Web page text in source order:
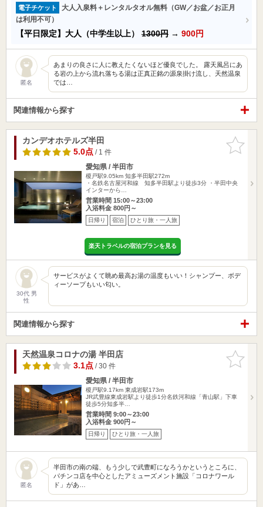
電子チケット
大人入泉料＋レンタルタオル無料（GW／お盆／お正月
は利用不可）
【平日限定】大人（中学生以上） 1300円 → 900円
匿名
あまりの良さに人に教えたくないほど優良でした。 露天風呂にあ
る岩の上から流れ落ちる湯は正真正銘の源泉掛け流し、天然温泉
では…
関連情報から探す
お気に入
りに追加
カンデオホテルズ半田
5.0点/ 1 件
愛知県 / 半田市
榎戸駅9.05km 知多半田駅272m
・名鉄名古屋河和線 知多半田駅より徒歩3分 ・半田中央
インターから…
営業時間 15:00～23:00
入浴料金 800円～
日帰り 宿泊 ひとり旅・一人旅
楽天トラベルの宿泊プランを見る
30代 男
性
サービスがよくて眺め最高お湯の温度もいい！シャンプー、ボデ
ィーソープもいい匂い。
関連情報から探す
お気に入
りに追加
天然温泉コロナの湯 半田店
3.1点/ 30 件
愛知県 / 半田市
榎戸駅9.17km 東成岩駅173m
JR武豊線東成岩駅より徒歩1分名鉄河和線「青山駅」下車
徒歩5分知多半…
営業時間 9:00～23:00
入浴料金 900円～
日帰り ひとり旅・一人旅
匿名
半田市の南の端、もう少しで武豊町になろうかというところに、
パチンコ店を中心としたアミューズメント施設「コロナワール
ド」があ…